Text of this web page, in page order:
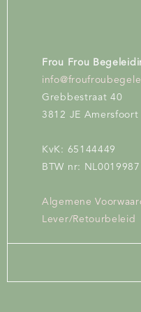
Frou Frou
Grebbestraat 40
3812 JE Amersfoort
KvK: 65144449
BTW nr:
Algemene
Lever/Retourbeleid